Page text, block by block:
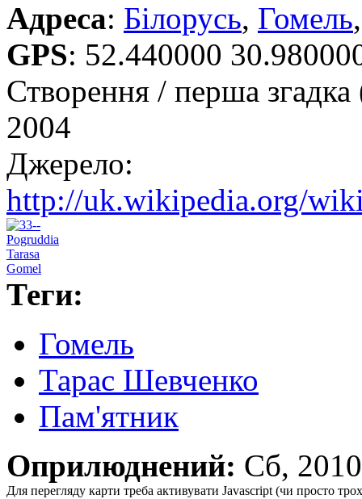
Адреса: Білорусь, Гомель
GPS: 52.440000
Створення / перша
2004
Джерело:
http://uk.wikipedia.org/
Теги:
Гомель
Тарас Шевченко
Пам'ятник
Оприлюднений: Сб,
Для перегляду карти треба активувати Javascript (чи просто